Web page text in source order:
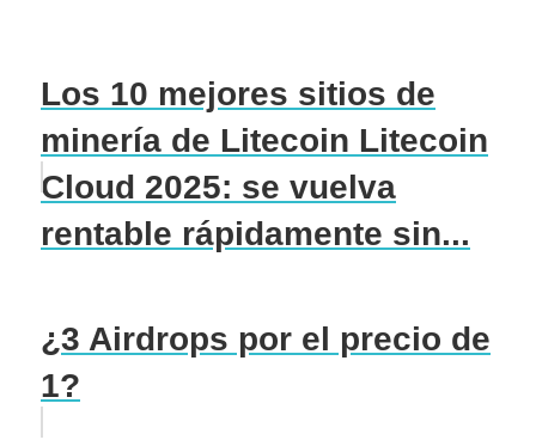
Los 10 mejores sitios de
minería de Litecoin Litecoin
Cloud 2025: se vuelva
rentable rápidamente sin...
¿3 Airdrops por el precio de
1?